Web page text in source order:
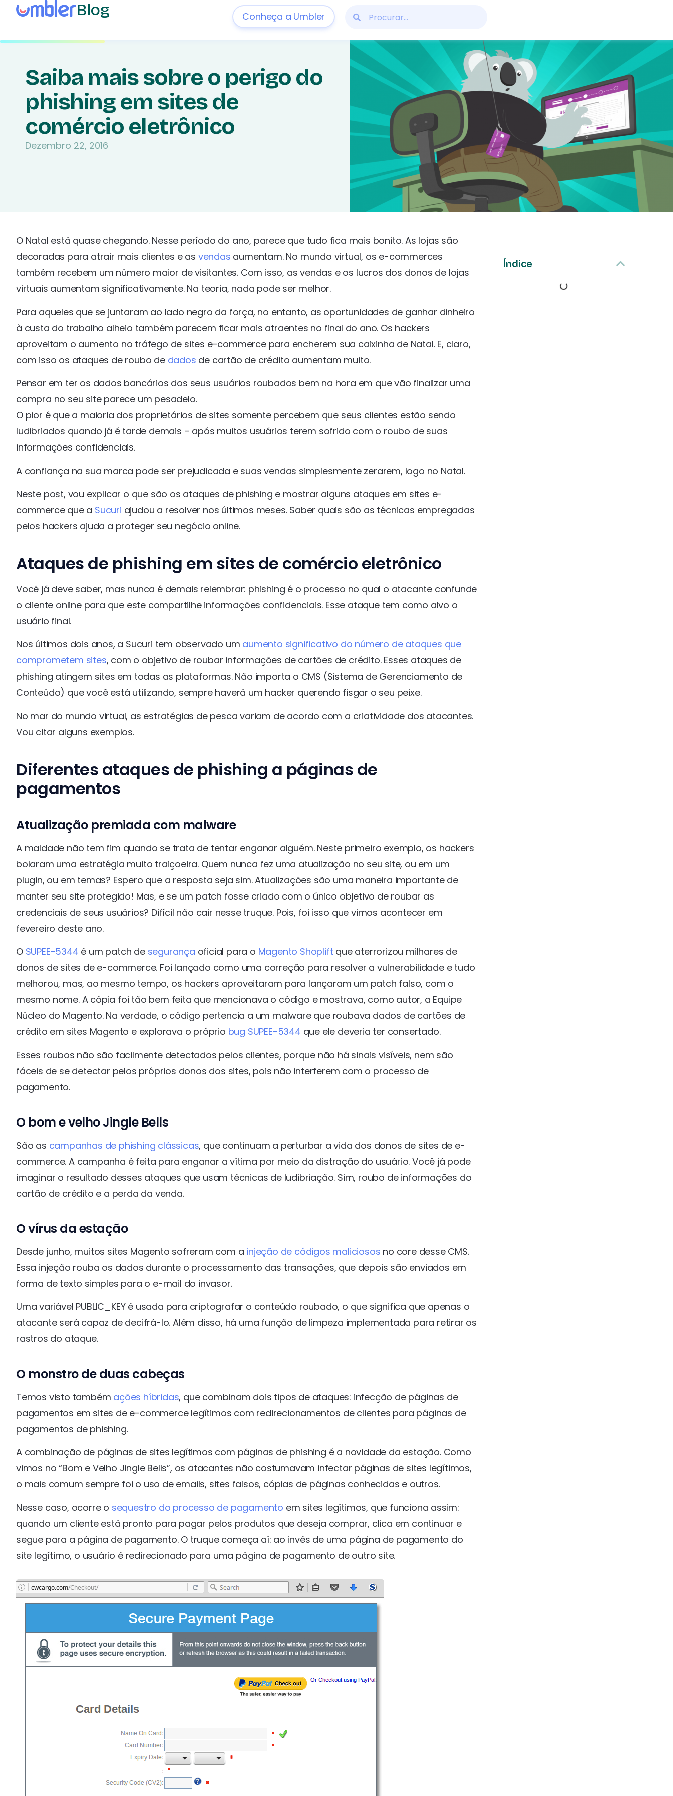
Blog Conheça a Umbler
Saiba mais sobre o perigo do
phishing em sites de
comércio eletrônico
Dezembro 22, 2016
O Natal está quase chegando. Nesse período do ano, parece que tudo fica mais bonito. As lojas são
decoradas para atrair mais clientes e as vendas aumentam. No mundo virtual, os e-commerces
também recebem um número maior de visitantes. Com isso, as vendas e os lucros dos donos de lojas
virtuais aumentam significativamente. Na teoria, nada pode ser melhor.
Para aqueles que se juntaram ao lado negro da força, no entanto, as oportunidades de ganhar dinheiro
à custa do trabalho alheio também parecem ficar mais atraentes no final do ano. Os hackers
aproveitam o aumento no tráfego de sites e-commerce para encherem sua caixinha de Natal. E, claro,
com isso os ataques de roubo de dados de cartão de crédito aumentam muito.
Pensar em ter os dados bancários dos seus usuários roubados bem na hora em que vão finalizar uma
compra no seu site parece um pesadelo.
O pior é que a maioria dos proprietários de sites somente percebem que seus clientes estão sendo
ludibriados quando já é tarde demais – após muitos usuários terem sofrido com o roubo de suas
informações confidenciais.
A confiança na sua marca pode ser prejudicada e suas vendas simplesmente zerarem, logo no Natal.
Neste post, vou explicar o que são os ataques de phishing e mostrar alguns ataques em sites e-
commerce que a Sucuri ajudou a resolver nos últimos meses. Saber quais são as técnicas empregadas
pelos hackers ajuda a proteger seu negócio online.
Ataques de phishing em sites de comércio eletrônico
Você já deve saber, mas nunca é demais relembrar: phishing é o processo no qual o atacante confunde
o cliente online para que este compartilhe informações confidenciais. Esse ataque tem como alvo o
usuário final.
Nos últimos dois anos, a Sucuri tem observado um aumento significativo do número de ataques que
comprometem sites, com o objetivo de roubar informações de cartões de crédito. Esses ataques de
phishing atingem sites em todas as plataformas. Não importa o CMS (Sistema de Gerenciamento de
Conteúdo) que você está utilizando, sempre haverá um hacker querendo fisgar o seu peixe.
No mar do mundo virtual, as estratégias de pesca variam de acordo com a criatividade dos atacantes.
Vou citar alguns exemplos.
Diferentes ataques de phishing a páginas de
pagamentos
Atualização premiada com malware
A maldade não tem fim quando se trata de tentar enganar alguém. Neste primeiro exemplo, os hackers
bolaram uma estratégia muito traiçoeira. Quem nunca fez uma atualização no seu site, ou em um
plugin, ou em temas? Espero que a resposta seja sim. Atualizações são uma maneira importante de
manter seu site protegido! Mas, e se um patch fosse criado com o único objetivo de roubar as
credenciais de seus usuários? Difícil não cair nesse truque. Pois, foi isso que vimos acontecer em
fevereiro deste ano.
O SUPEE-5344 é um patch de segurança oficial para o Magento Shoplift que aterrorizou milhares de
donos de sites de e-commerce. Foi lançado como uma correção para resolver a vulnerabilidade e tudo
melhorou, mas, ao mesmo tempo, os hackers aproveitaram para lançaram um patch falso, com o
mesmo nome. A cópia foi tão bem feita que mencionava o código e mostrava, como autor, a Equipe
Núcleo do Magento. Na verdade, o código pertencia a um malware que roubava dados de cartões de
crédito em sites Magento e explorava o próprio bug SUPEE-5344 que ele deveria ter consertado.
Esses roubos não são facilmente detectados pelos clientes, porque não há sinais visíveis, nem são
fáceis de se detectar pelos próprios donos dos sites, pois não interferem com o processo de
pagamento.
O bom e velho Jingle Bells
São as campanhas de phishing clássicas, que continuam a perturbar a vida dos donos de sites de e-
commerce. A campanha é feita para enganar a vítima por meio da distração do usuário. Você já pode
imaginar o resultado desses ataques que usam técnicas de ludibriação. Sim, roubo de informações do
cartão de crédito e a perda da venda.
O vírus da estação
Desde junho, muitos sites Magento sofreram com a injeção de códigos maliciosos no core desse CMS.
Essa injeção rouba os dados durante o processamento das transações, que depois são enviados em
forma de texto simples para o e-mail do invasor.
Uma variável PUBLIC_KEY é usada para criptografar o conteúdo roubado, o que significa que apenas o
atacante será capaz de decifrá-lo. Além disso, há uma função de limpeza implementada para retirar os
rastros do ataque.
O monstro de duas cabeças
Temos visto também ações híbridas, que combinam dois tipos de ataques: infecção de páginas de
pagamentos em sites de e-commerce legítimos com redirecionamentos de clientes para páginas de
pagamentos de phishing.
A combinação de páginas de sites legítimos com páginas de phishing é a novidade da estação. Como
vimos no “Bom e Velho Jingle Bells”, os atacantes não costumavam infectar páginas de sites legítimos,
o mais comum sempre foi o uso de emails, sites falsos, cópias de páginas conhecidas e outros.
Nesse caso, ocorre o sequestro do processo de pagamento em sites legítimos, que funciona assim:
quando um cliente está pronto para pagar pelos produtos que deseja comprar, clica em continuar e
segue para a página de pagamento. O truque começa aí: ao invés de uma página de pagamento do
site legítimo, o usuário é redirecionado para uma página de pagamento de outro site.
Índice